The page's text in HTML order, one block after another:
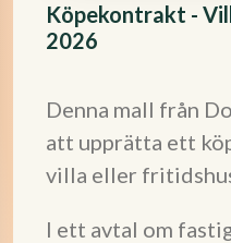
Köpekontrakt -
2026
Denna mall från
att upprätta ett
villa eller
I ett avtal om